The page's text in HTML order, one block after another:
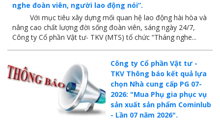
COMINLUB - Thành công nhỏ vì một thông điệp lớn!
Nhà máy
nghe đoàn viên, người lao động nói”.
Với mục tiêu xây dựng mối quan hệ lao động hài hòa và
nâng cao chất lượng đời sống đoàn viên, sáng ngày 24/7,
Công ty Cổ phần Vật tư- TKV (MTS) tổ chức “Tháng nghe...
Công ty Cổ phần Vật tư -
TKV Thông báo kết quả lựa
chọn Nhà cung cấp PG 07-
2026: "Mua Phụ gia phục vụ
sản xuất sản phẩm Cominlub
- Lần 07 năm 2026".